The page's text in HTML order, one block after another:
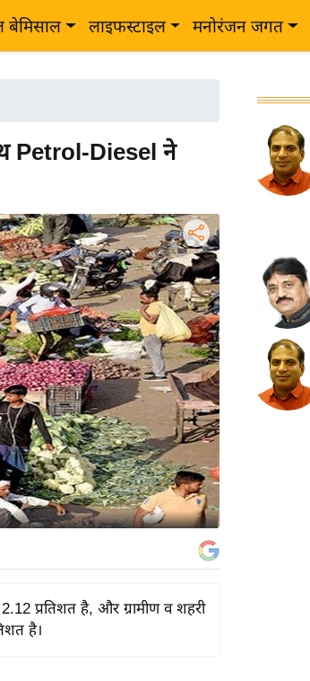
बेमिसाल लाइफस्टाइल मनोरंजन जगत
Petrol-Diesel ने
प्रतिशत है, और ग्रामीण व शहरी
है।